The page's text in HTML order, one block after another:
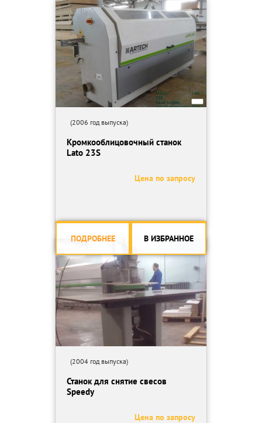
(2006 год выпуска)
Кромкооблицовочный станок
Lato 23S
Цена по запросу
ПОДРОБНЕЕ В ИЗБРАННОЕ
(2004 год выпуска)
Станок для снятие свесов
Speedy
Цена по запросу